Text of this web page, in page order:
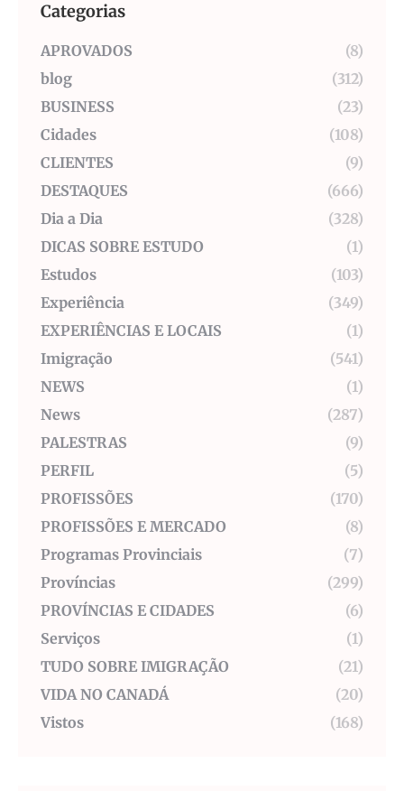
Categorias
APROVADOS
(8)
blog
(312)
BUSINESS
(23)
Cidades
(108)
CLIENTES
(9)
DESTAQUES
(666)
Dia a Dia
(328)
DICAS SOBRE ESTUDO
(1)
Estudos
(103)
Experiência
(349)
EXPERIÊNCIAS E LOCAIS
(1)
Imigração
(541)
NEWS
(1)
News
(287)
PALESTRAS
(9)
PERFIL
(5)
PROFISSÕES
(170)
PROFISSÕES E MERCADO
(8)
Programas Provinciais
(7)
Províncias
(299)
PROVÍNCIAS E CIDADES
(6)
Serviços
(1)
TUDO SOBRE IMIGRAÇÃO
(21)
VIDA NO CANADÁ
(20)
Vistos
(168)